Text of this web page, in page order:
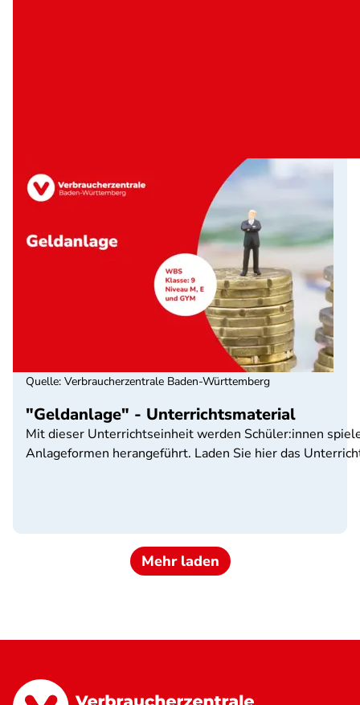
"Geldanlage" - Unterrichtsmaterial
Mit dieser Unterrichtseinheit werden Schüler:innen
Anlageformen herangeführt. Laden Sie hier das
Quelle: Verbraucherzentrale Baden-Württemberg
Mehr laden